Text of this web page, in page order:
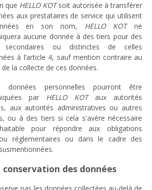
que HELLO KOTsoit autorisée à transférer
aux prestataires de service qui utilisent
en son nom, HELLO KOTne
aucune donnée à des tiers pour des
secondaires ou distinctes de celles
à l’article 4, sauf mention contraire au
la collecte de ces données.
données personnelles pourront être
par HELLO KOTaux autorités
aux autorités administratives ou autres
ou à des tiers si cela s'avère nécessaire
pour répondre aux obligations
réglementaires ou dans le cadre des
conservation des données